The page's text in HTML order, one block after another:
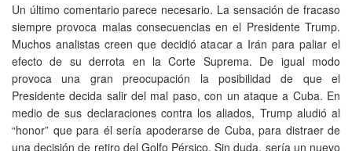
Un último comentario parece necesario. La sensación de fracaso
siempre provoca malas consecuencias en el Presidente Trump.
Muchos analistas creen que decidió atacar a Irán para paliar el
efecto de su derrota en la Corte Suprema. De igual modo
provoca una gran preocupación la posibilidad de que el
Presidente decida salir del mal paso, con un ataque a Cuba. En
medio de sus declaraciones contra los aliados, Trump aludió al
“honor” que para él sería apoderarse de Cuba, para distraer de
una decisión de retiro del Golfo Pérsico. Sin duda, sería un nuevo